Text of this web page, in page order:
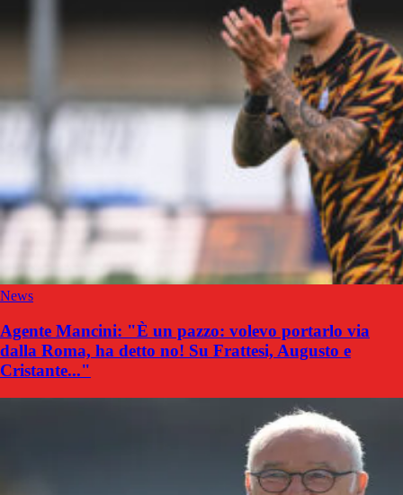
News
Agente Mancini: "È un pazzo: volevo portarlo via
dalla Roma, ha detto no! Su Frattesi, Augusto e
Cristante..."